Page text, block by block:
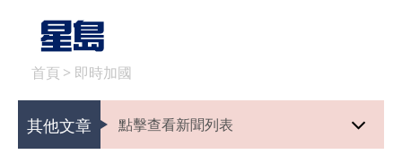
首頁 > 即時加國
其他文章 點擊查看新聞列表